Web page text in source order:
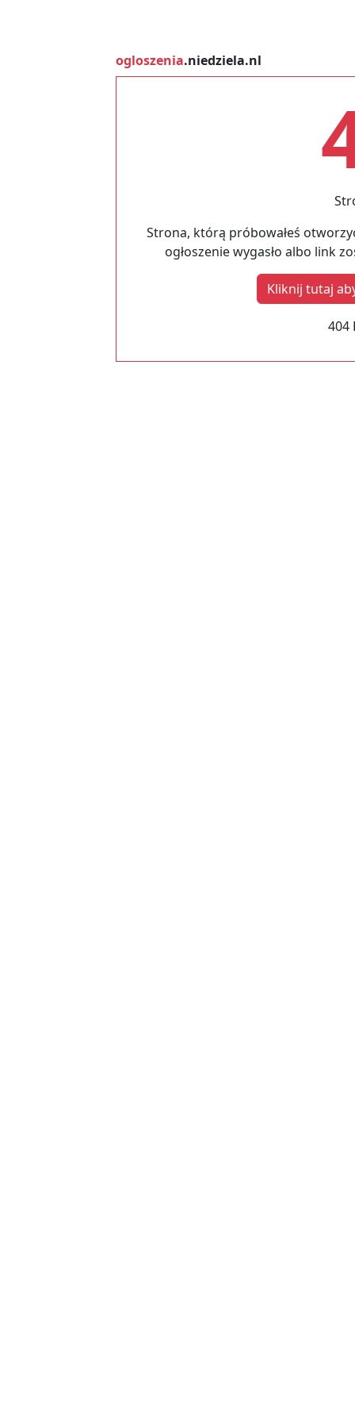
ogloszenia.niedziela.nl
Strona, którą próbowałeś
ogłoszenie wygasło albo link
Kliknij tutaj
404